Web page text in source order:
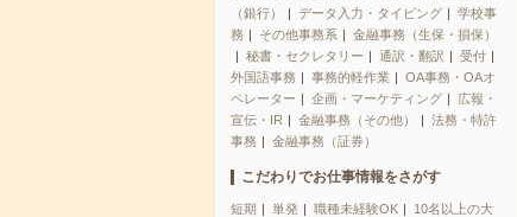
（銀行）
データ入力・タイピング
学校事
務
その他事務系
金融事務（生保・損保）
秘書・セクレタリー
通訳・翻訳
受付
外国語事務
事務的軽作業
OA事務・OAオ
ペレーター
企画・マーケティング
広報・
宣伝・IR
金融事務（その他）
法務・特許
事務
金融事務（証券）
こだわりでお仕事情報をさがす
短期 単発 職種未経験OK
10名以上の大